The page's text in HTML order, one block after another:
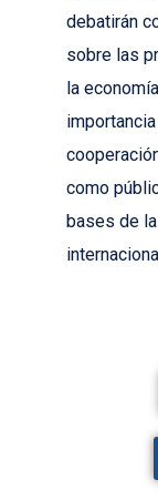
debatirán
sobre las
la
como
bases de